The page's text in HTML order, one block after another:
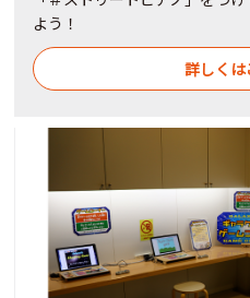
よう！
詳しくは